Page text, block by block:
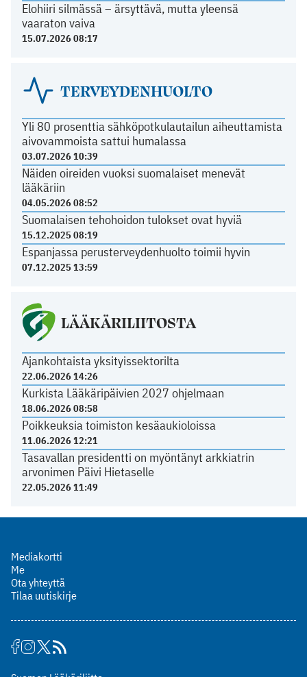
Elohiiri silmässä – ärsyttävä, mutta yleensä
vaaraton vaiva
15.07.2026 08:17
TERVEYDENHUOLTO
Yli 80 prosenttia sähköpotkulautailun aiheuttamista
aivovammoista sattui humalassa
03.07.2026 10:39
Näiden oireiden vuoksi suomalaiset menevät
lääkäriin
04.05.2026 08:52
Suomalaisen tehohoidon tulokset ovat hyviä
15.12.2025 08:19
Espanjassa perusterveydenhuolto toimii hyvin
07.12.2025 13:59
LÄÄKÄRILIITOSTA
Ajankohtaista yksityissektorilta
22.06.2026 14:26
Kurkista Lääkäripäivien 2027 ohjelmaan
18.06.2026 08:58
Poikkeuksia toimiston kesäaukioloissa
11.06.2026 12:21
Tasavallan presidentti on myöntänyt arkkiatrin
arvonimen Päivi Hietaselle
22.05.2026 11:49
Mediakortti
Me
Ota yhteyttä
Tilaa uutiskirje